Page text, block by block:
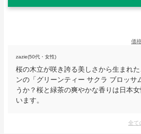
価
zazie(50代・女性)
桜の木立が咲き誇る美しさから生まれ
ンの「グリーンティー サクラ ブロッサ
うか？桜と緑茶の爽やかな香りは日本
います。
全て